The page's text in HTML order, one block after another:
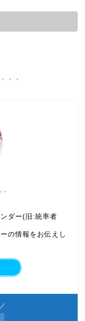
ー
ダー(旧:統率者
の情報をお伝えし